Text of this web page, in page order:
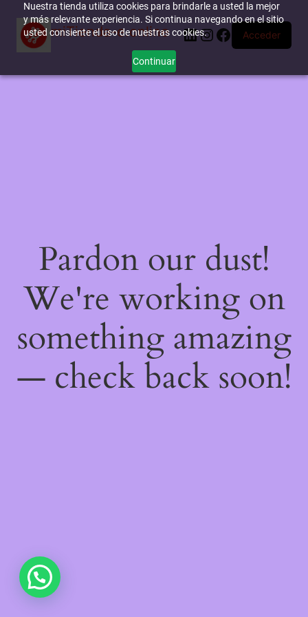
Nuestra tienda utiliza cookies para brindarle a usted la mejor
y más relevante experiencia. Si continua navegando en el sitio
usted consiente el uso de nuestras cookies.
Continuar
miTienda-e.online LinkedIn
Instagram
Facebook
Acceder
Pardon our dust!
We're working on
something amazing
— check back soon!